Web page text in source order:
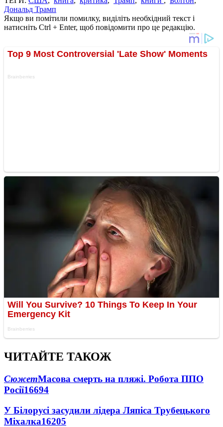
Дональд Трамп
Якщо ви помітили помилку, виділіть необхідний текст і
натисніть Ctrl + Enter, щоб повідомити про це редакцію.
ЧИТАЙТЕ ТАКОЖ
СюжетМасова смерть на пляжі. Робота ППО
Росії16694
У Білорусі засудили лідера Ляпіса Трубецького
Міхалка16205